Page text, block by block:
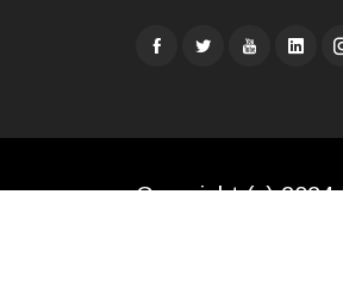
Copyright (c)